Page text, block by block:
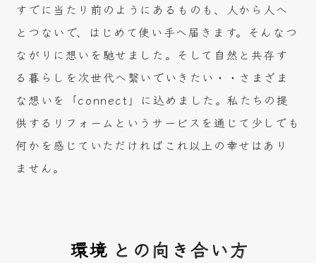
すでに当たり前のようにあるものも、人から人へ
とつないで、はじめて使い手へ届きます。そんなつ
ながりに想いを馳せました。そして自然と共存す
る暮らしを次世代へ繋いでいきたい・・さまざま
な想いを「connect」に込めました。私たちの提
供するリフォームというサービスを通じて少しでも
何かを感じていただければこれ以上の幸せはあり
ません。
環境 との向き合い方